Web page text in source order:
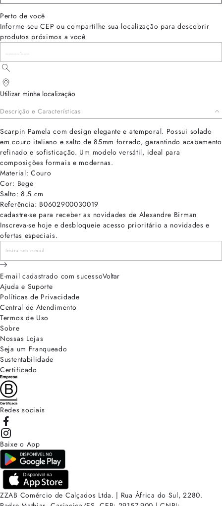
Perto de você
Informe seu CEP ou compartilhe sua localização para descobrir
produtos próximos a você
Utilizar minha localização
Descrição e Características
Scarpin Pamela com design elegante e atemporal. Possui solado
em couro italiano e salto de 85mm forrado, garantindo acabamento
refinado e sofisticação. Um modelo versátil, ideal para
composições formais e modernas.
Material: Couro
Cor: Bege
Salto: 8.5 cm
Referência: B0602900030019
cadastre-se para receber as novidades de Alexandre Birman
Inscreva-se hoje e desbloqueie acesso prioritário a novidades e
ofertas especiais.
E-mail cadastrado com sucessoVoltar
Ajuda e Suporte
Políticas de Privacidade
Central de Atendimento
Termos de Uso
Sobre
Nossas Lojas
Seja um Franqueado
Sustentabilidade
Certificado
Redes sociais
Baixe o App
ZZAB Comércio de Calçados Ltda. | Rua África do Sul, 2280.